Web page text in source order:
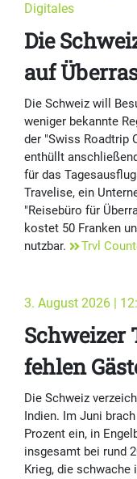
Digitales
Die
auf
Die Schweiz will
weniger bekannte
der "Swiss Roadtrip
enthüllt
für das
Travelise, ein
"Reisebüro für
kostet 50 Franken
nutzbar.
Trvl
3. August 2026 |
Schweizer
fehlen
Die Schweiz
Indien. Im Juni
Prozent ein, in
insgesamt bei rund
Krieg, die schwache